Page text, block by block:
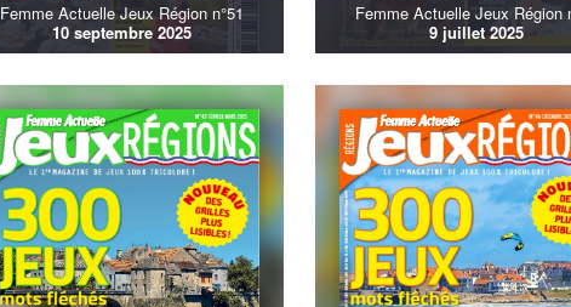
Femme Actuelle Jeux Région n°51
10 septembre 2025
Femme Actuelle Jeux Région
9 juillet 2025